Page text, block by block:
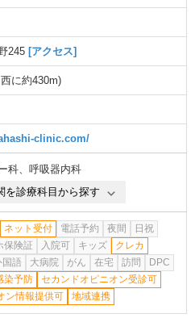
245 [アクセス]
西に約430m)
clinic.com/
科、 呼吸器内科
を診療科目から探す
ネット受付 電話予約 夜間
日祝
保険証 入院可 キッズ
クレカ
国語 大病院 がん 在宅 訪問
DPC
染予防
セカンドオピニオン受診可
ン情報提供可
地域連携